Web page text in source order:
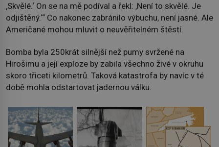
‚Skvělé.‘ On se na mě podíval a řekl: ‚Není to skvělé. Je
odjištěný.‘“ Co nakonec zabránilo výbuchu, není jasné. Ale
Američané mohou mluvit o neuvěřitelném štěstí.
Bomba byla 250krát silnější než pumy svržené na
Hirošimu a její exploze by zabila všechno živé v okruhu
skoro třiceti kilometrů. Taková katastrofa by navíc v té
době mohla odstartovat jadernou válku.